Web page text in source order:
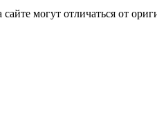
могут отличаться от